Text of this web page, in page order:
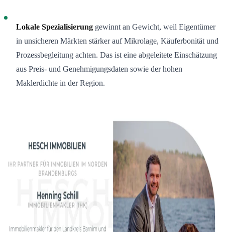
Lokale Spezialisierung gewinnt an Gewicht, weil Eigentümer
in unsicheren Märkten stärker auf Mikrolage, Käuferbonität und
Prozessbegleitung achten. Das ist eine abgeleitete Einschätzung
aus Preis- und Genehmigungsdaten sowie der hohen
Maklerdichte in der Region.